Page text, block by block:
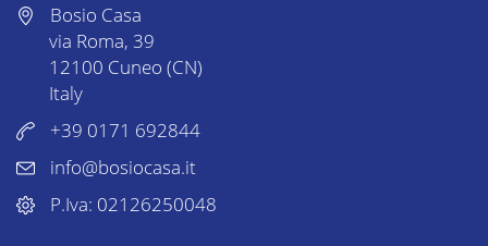
Bosio Casa
via Roma, 39
12100 Cuneo (CN)
Italy
+39 0171 692844
info@bosiocasa.it
P.Iva: 02126250048